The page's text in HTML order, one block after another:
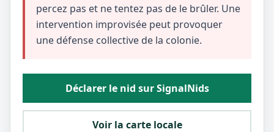
percez pas et ne tentez pas de le brûler. Une
intervention improvisée peut provoquer
une défense collective de la colonie.
Déclarer le nid sur SignalNids
Voir la carte locale